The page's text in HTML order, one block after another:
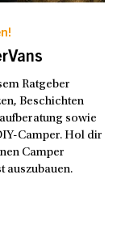
Ratgeber
Beschichten
sowie
Camper. Hol dir
Camper
auszubauen.